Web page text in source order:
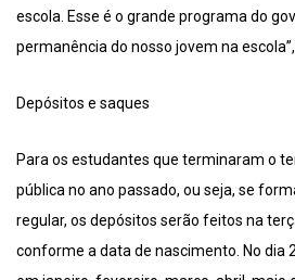
escola. Esse é o grande programa do
permanência do nosso jovem na
Depósitos e saques
Para os estudantes que terminaram o
pública no ano passado, ou seja, se
regular, os depósitos serão feitos na
conforme a data de nascimento. No dia